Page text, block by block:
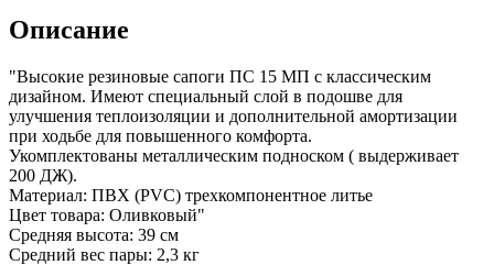
Описание
"Высокие резиновые сапоги ПС 15 МП с классическим
дизайном. Имеют специальный слой в подошве для
улучшения теплоизоляции и дополнительной амортизации
при ходьбе для повышенного комфорта.
Укомплектованы металлическим подноском ( выдерживает
200 ДЖ).
Материал: ПВХ (PVC) трехкомпонентное литье
Цвет товара: Оливковый"
Средняя высота: 39 см
Средний вес пары: 2,3 кг